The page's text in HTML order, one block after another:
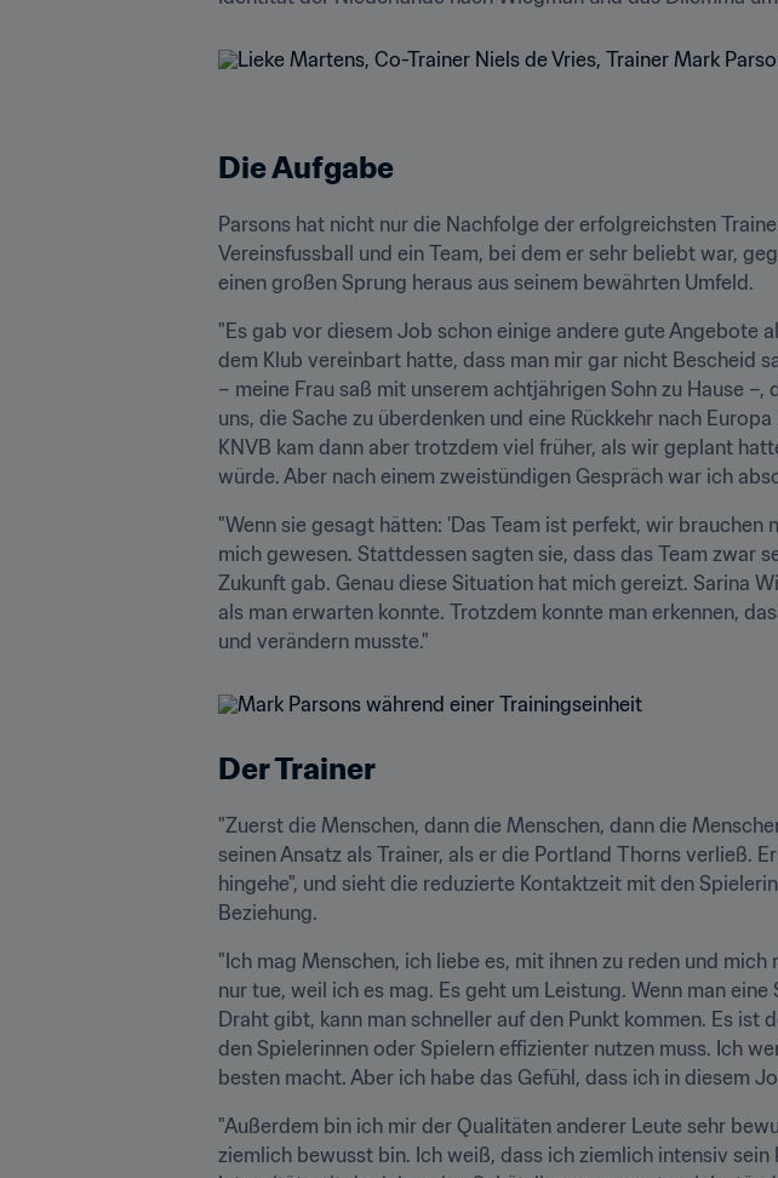
Die Aufgabe
Parsons hat nicht nur die Nachfolge der erfolgreichsten
Vereinsfussball und ein Team, bei dem er sehr beliebt war,
einen großen Sprung heraus aus seinem bewährten Umfeld.
"Es gab vor diesem Job schon einige andere gute Angebote
dem Klub vereinbart hatte, dass man mir gar nicht Bescheid
– meine Frau saß mit unserem achtjährigen Sohn zu Hause
uns, die Sache zu überdenken und eine Rückkehr nach
KNVB kam dann aber trotzdem viel früher, als wir geplant
würde. Aber nach einem zweistündigen Gespräch war ich
"Wenn sie gesagt hätten: 'Das Team ist perfekt, wir
mich gewesen. Stattdessen sagten sie, dass das Team zwar
Zukunft gab. Genau diese Situation hat mich gereizt. Sarina
als man erwarten konnte. Trotzdem konnte man erkennen,
Der Trainer
"Zuerst die Menschen, dann die Menschen, dann die
seinen Ansatz als Trainer, als er die Portland Thorns verließ.
hingehe", und sieht die reduzierte Kontaktzeit mit den
Beziehung.
"Ich mag Menschen, ich liebe es, mit ihnen zu reden und
nur tue, weil ich es mag. Es geht um Leistung. Wenn man
Draht gibt, kann man schneller auf den Punkt kommen. Es
den Spielerinnen oder Spielern effizienter nutzen muss. Ich
besten macht. Aber ich habe das Gefühl, dass ich in diesem
"Außerdem bin ich mir der Qualitäten anderer Leute sehr
ziemlich bewusst bin. Ich weiß, dass ich ziemlich intensiv